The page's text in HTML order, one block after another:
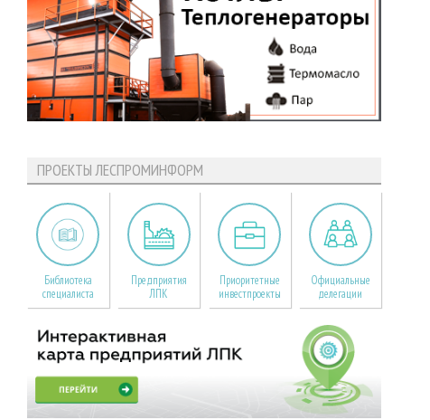
ПРОЕКТЫ ЛЕСПРОМИНФОРМ
Библиотека
специалиста
Предприятия
ЛПК
Приоритетные
инвестпроекты
Официальные
делегации